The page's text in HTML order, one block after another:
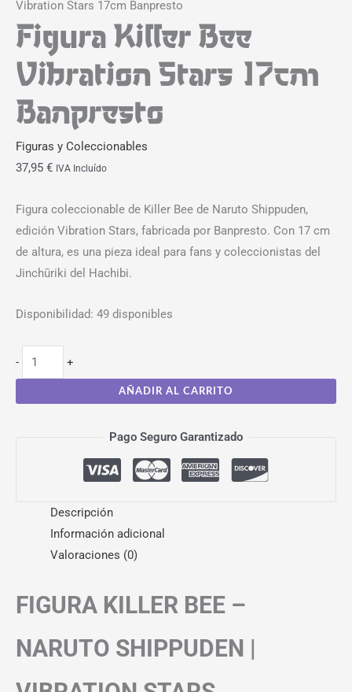
Vibration Stars 17cm Banpresto
Figura Killer Bee
Vibration Stars 17cm
Banpresto
Figuras y Coleccionables
37,95 € IVA Incluído
Figura coleccionable de Killer Bee de Naruto Shippuden,
edición Vibration Stars, fabricada por Banpresto. Con 17 cm
de altura, es una pieza ideal para fans y coleccionistas del
Jinchūriki del Hachibi.
Disponibilidad: 49 disponibles
- +
AÑADIR AL CARRITO
Pago Seguro Garantizado
Descripción
Información adicional
Valoraciones (0)
FIGURA KILLER BEE –
NARUTO SHIPPUDEN |